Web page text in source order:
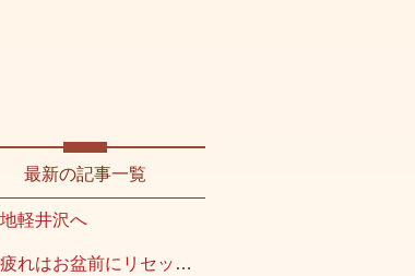
最新の記事一覧
軽井沢へ
夏の疲れはお盆前にリセット！